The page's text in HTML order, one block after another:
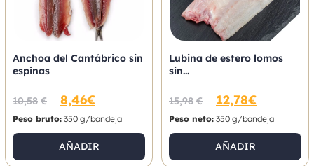
Anchoa del Cantábrico sin
espinas
10,58 € 8,46€
Peso bruto: 350 g/bandeja
AÑADIR
Lubina de estero lomos
sin...
15,98 € 12,78€
Peso neto: 350 g/bandeja
AÑADIR